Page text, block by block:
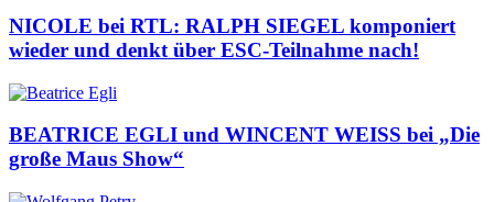
NICOLE bei RTL: RALPH SIEGEL komponiert
wieder und denkt über ESC-Teilnahme nach!
BEATRICE EGLI und WINCENT WEISS bei „Die
große Maus Show“